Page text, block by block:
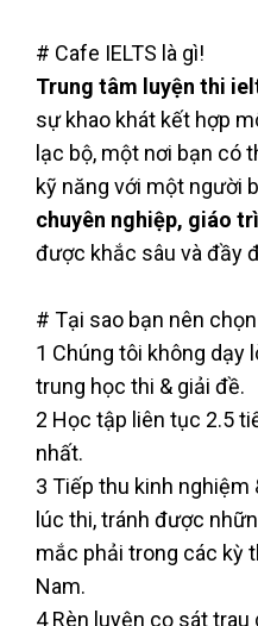
# Cafe IELTS là gì!
Trung tâm luyện thi
sự khao khát kết hợp
lạc bộ, một nơi bạn có
kỹ năng với một người
chuyên nghiệp, giáo
được khắc sâu và đầy
# Tại sao bạn nên
1 Chúng tôi không dạy
trung học thi & giải đề.
2 Học tập liên tục 2.5
nhất.
3 Tiếp thu kinh nghiệm
lúc thi, tránh được
mắc phải trong các kỳ
Nam.
4 Rèn luyện cọ sát